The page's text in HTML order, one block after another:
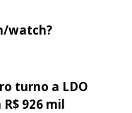
watch?
turno a LDO
926 mil